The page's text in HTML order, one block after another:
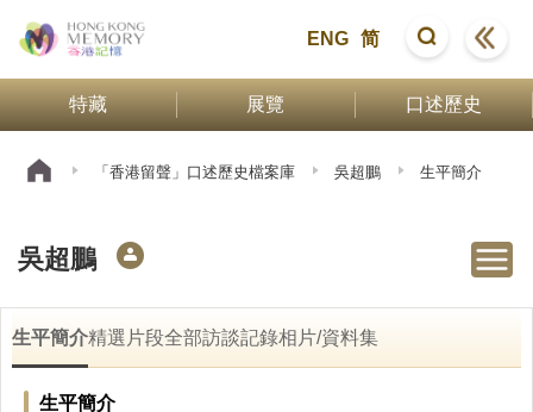
ENG 简
特藏 展覽 口述歷史
「香港留聲」口述歷史檔案庫 吳超鵬 生平簡介
吳超鵬
生平簡介精選片段全部訪談記錄相片/資料集
生平簡介